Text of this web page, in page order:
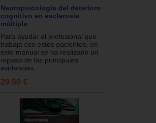
Neuropsicología del deterioro
cognitivo en esclerosis
múltiple
Para ayudar al profesional que
trabaja con estos pacientes, en
este manual se ha realizado un
repaso de las principales
evidencias...
29.50 €